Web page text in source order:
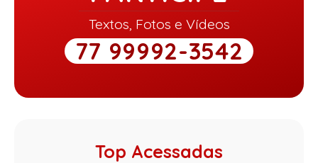
Textos, Fotos e Vídeos
77 99992-3542
Top Acessadas